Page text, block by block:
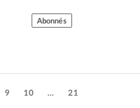
articles de
Abonnés
9 10 … 21